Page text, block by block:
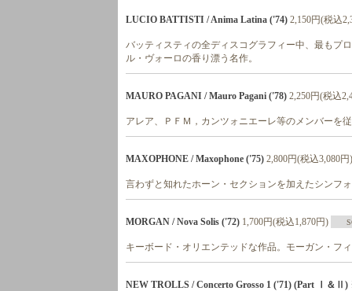
LUCIO BATTISTI / Anima Latina ('74) 2,150円(税込
バッティスティの全ディスコグラフィー中、最もプ
ル・ヴォーロの香り漂う名作。
MAURO PAGANI / Mauro Pagani ('78) 2,250円(税込
アレア、ＰＦＭ，カンツォニエーレ等のメンバーを
MAXOPHONE / Maxophone ('75) 2,800円(税込3,080円)
言わずと知れたホーン・セクションを加えたシンフ
MORGAN / Nova Solis ('72) 1,700円(税込1,870円)
キーボード・オリエンテッドな作品。モーガン・フ
NEW TROLLS / Concerto Grosso 1 ('71) (Part Ⅰ＆